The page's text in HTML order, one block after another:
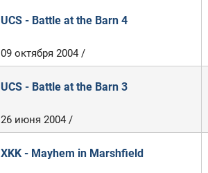
UCS - Battle at the Barn 4
09 октября 2004 /
UCS - Battle at the Barn 3
26 июня 2004 /
XKK - Mayhem in Marshfield